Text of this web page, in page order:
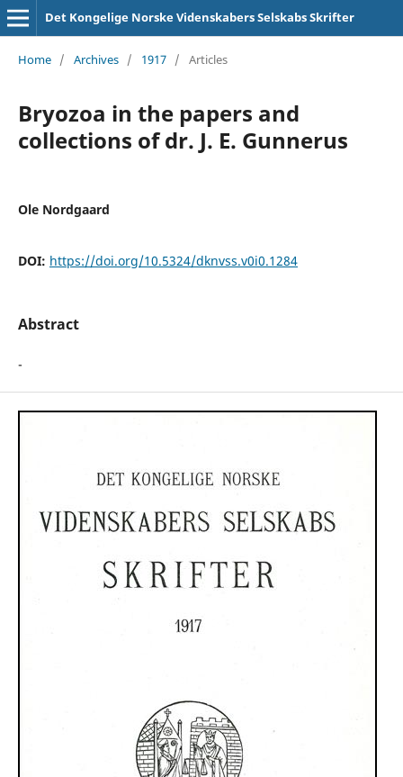
Det Kongelige Norske Videnskabers Selskabs Skrifter
Home / Archives / 1917 / Articles
Bryozoa in the papers and
collections of dr. J. E. Gunnerus
Ole Nordgaard
DOI: https://doi.org/10.5324/dknvss.v0i0.1284
Abstract
-